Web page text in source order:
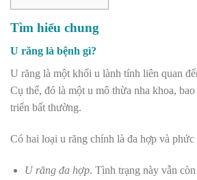
Tìm hiểu chung
U răng là bệnh gì?
U răng là một khối u lành tính liên quan
Cụ thể, đó là một u mô thừa nha khoa,
triển bất thường.
Có hai loại u răng chính là đa hợp và phức
U răng đa hợp. Tình trạng này vẫn